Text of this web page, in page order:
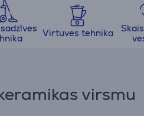
Virtuves tehnika
virsmu